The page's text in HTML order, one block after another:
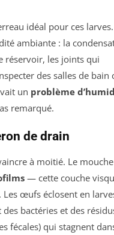
idéal pour ces
ambiante : la
réservoir, les joints qui
des salles de bain
un problème
remarqué.
de drain
à moitié. Le
— cette couche
œufs éclosent en
bactéries et des
fécales) qui stagnent